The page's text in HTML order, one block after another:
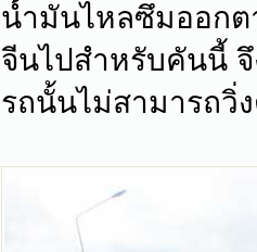
น้ำมันไหลซึมออกต
จีนไปสำหรับคันนี้ จึ
รถนั้นไม่สามารถวิ่